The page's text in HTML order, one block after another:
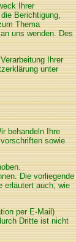
Ihrer
Berichtigung,
Thema
uns wenden. Des
Ihrer
unter
behandeln Ihre
sowie
Die vorliegende
erläutert auch, wie
per E-Mail)
Dritte ist nicht